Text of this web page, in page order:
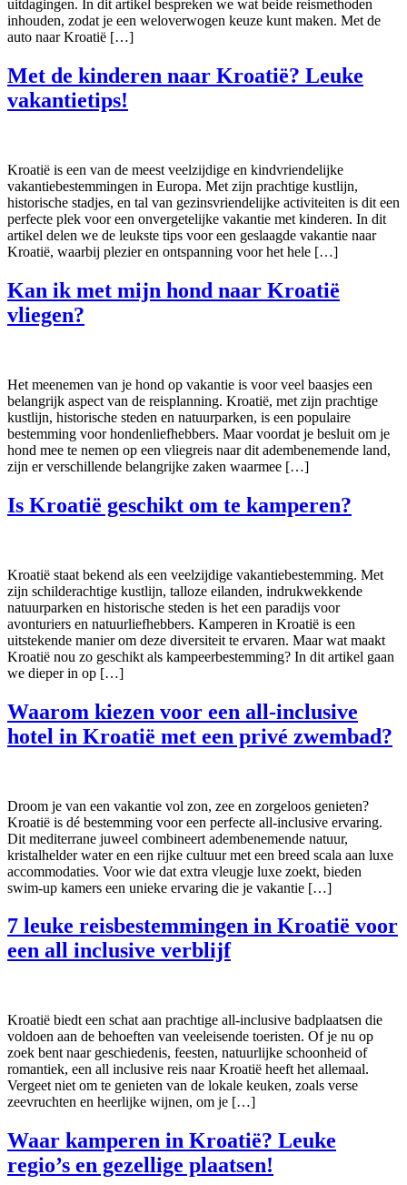
uitdagingen. In dit artikel bespreken we wat beide reismethoden
inhouden, zodat je een weloverwogen keuze kunt maken. Met de
auto naar Kroatië […]
Met de kinderen naar Kroatië? Leuke
vakantietips!
Kroatië is een van de meest veelzijdige en kindvriendelijke
vakantiebestemmingen in Europa. Met zijn prachtige kustlijn,
historische stadjes, en tal van gezinsvriendelijke activiteiten is dit een
perfecte plek voor een onvergetelijke vakantie met kinderen. In dit
artikel delen we de leukste tips voor een geslaagde vakantie naar
Kroatië, waarbij plezier en ontspanning voor het hele […]
Kan ik met mijn hond naar Kroatië
vliegen?
Het meenemen van je hond op vakantie is voor veel baasjes een
belangrijk aspect van de reisplanning. Kroatië, met zijn prachtige
kustlijn, historische steden en natuurparken, is een populaire
bestemming voor hondenliefhebbers. Maar voordat je besluit om je
hond mee te nemen op een vliegreis naar dit adembenemende land,
zijn er verschillende belangrijke zaken waarmee […]
Is Kroatië geschikt om te kamperen?
Kroatië staat bekend als een veelzijdige vakantiebestemming. Met
zijn schilderachtige kustlijn, talloze eilanden, indrukwekkende
natuurparken en historische steden is het een paradijs voor
avonturiers en natuurliefhebbers. Kamperen in Kroatië is een
uitstekende manier om deze diversiteit te ervaren. Maar wat maakt
Kroatië nou zo geschikt als kampeerbestemming? In dit artikel gaan
we dieper in op […]
Waarom kiezen voor een all-inclusive
hotel in Kroatië met een privé zwembad?
Droom je van een vakantie vol zon, zee en zorgeloos genieten?
Kroatië is dé bestemming voor een perfecte all-inclusive ervaring.
Dit mediterrane juweel combineert adembenemende natuur,
kristalhelder water en een rijke cultuur met een breed scala aan luxe
accommodaties. Voor wie dat extra vleugje luxe zoekt, bieden
swim-up kamers een unieke ervaring die je vakantie […]
7 leuke reisbestemmingen in Kroatië voor
een all inclusive verblijf
Kroatië biedt een schat aan prachtige all-inclusive badplaatsen die
voldoen aan de behoeften van veeleisende toeristen. Of je nu op
zoek bent naar geschiedenis, feesten, natuurlijke schoonheid of
romantiek, een all inclusive reis naar Kroatië heeft het allemaal.
Vergeet niet om te genieten van de lokale keuken, zoals verse
zeevruchten en heerlijke wijnen, om je […]
Waar kamperen in Kroatië? Leuke
regio’s en gezellige plaatsen!